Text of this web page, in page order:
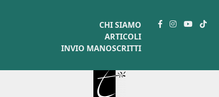
CHI SIAMO
ARTICOLI
INVIO MANOSCRITTI